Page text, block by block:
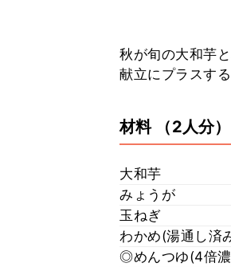
秋が旬の大和芋
献立にプラスす
材料 （2人分）
大和芋
みょうが
玉ねぎ
わかめ(湯通し済
◎めんつゆ(4倍